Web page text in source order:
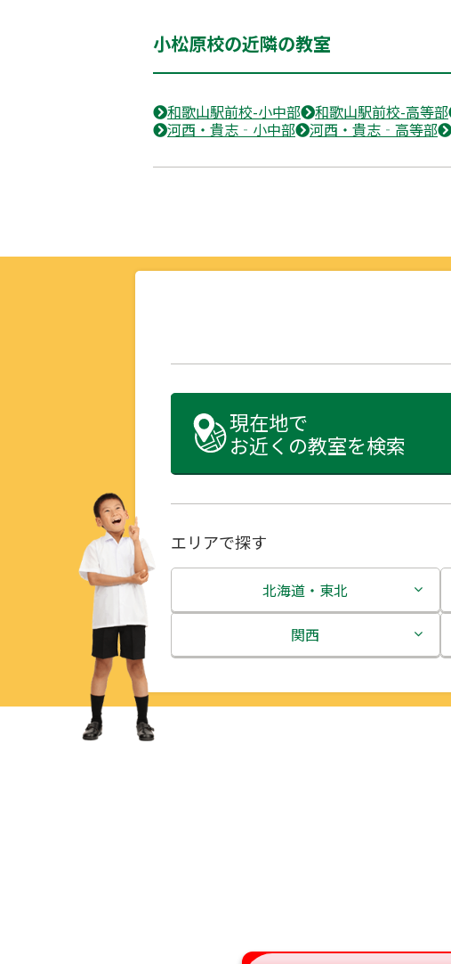
小松原校の近隣の教室
和歌山駅前校-小中部 和歌山駅前校-高等部
河西・貴志‐小中部
河西・貴志‐高等部
現在地で
お近くの教室を検索
エリアで探す
北海道・東北
北海道
関西